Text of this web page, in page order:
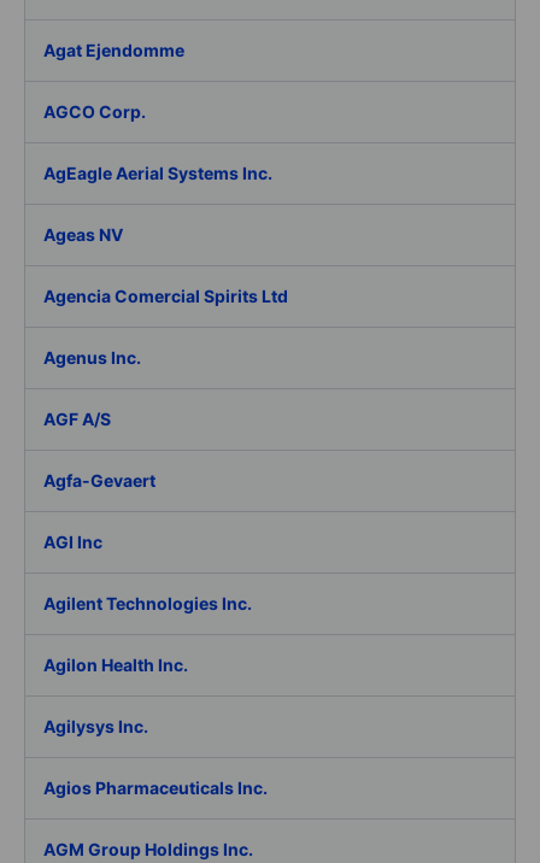
Agat Ejendomme
AGCO Corp.
AgEagle Aerial Systems Inc.
Ageas NV
Agencia Comercial Spirits Ltd
Agenus Inc.
AGF A/S
Agfa-Gevaert
AGI Inc
Agilent Technologies Inc.
Agilon Health Inc.
Agilysys Inc.
Agios Pharmaceuticals Inc.
AGM Group Holdings Inc.